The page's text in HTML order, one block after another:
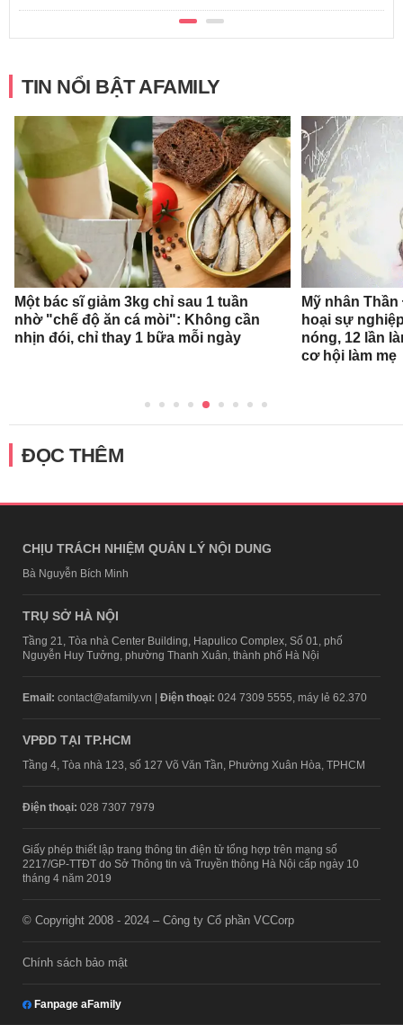
TIN NỔI BẬT AFAMILY
Một bác sĩ giảm 3kg chỉ sau 1 tuần
nhờ "chế độ ăn cá mòi": Không cần
nhịn đói, chỉ thay 1 bữa mỗi ngày
Mỹ nhân
hoại sự
nóng, 12 lần
cơ hội làm mẹ
ĐỌC THÊM
CHỊU TRÁCH NHIỆM QUẢN LÝ NỘI DUNG
Bà Nguyễn Bích Minh
TRỤ SỞ HÀ NỘI
Tầng 21, Tòa nhà Center Building, Hapulico Complex, Số 01, phố
Nguyễn Huy Tưởng, phường Thanh Xuân, thành phố Hà Nội
Email: contact@afamily.vn | Điện thoại: 024 7309 5555, máy lẻ 62.370
VPĐD TẠI TP.HCM
Tầng 4, Tòa nhà 123, số 127 Võ Văn Tần, Phường Xuân Hòa, TPHCM
Điện thoại: 028 7307 7979
Giấy phép thiết lập trang thông tin điện tử tổng hợp trên mạng số
2217/GP-TTĐT do Sở Thông tin và Truyền thông Hà Nội cấp ngày 10
tháng 4 năm 2019
© Copyright 2008 - 2024 – Công ty Cổ phần VCCorp
Chính sách bảo mật
Fanpage aFamily